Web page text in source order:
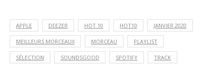
APPLE DEEZER HOT 10 HOT10 JANVIER 2020
MEILLEURS MORCEAUX MORCEAU PLAYLIST
SÉLECTION SOUNDSGOOD SPOTIFY TRACK